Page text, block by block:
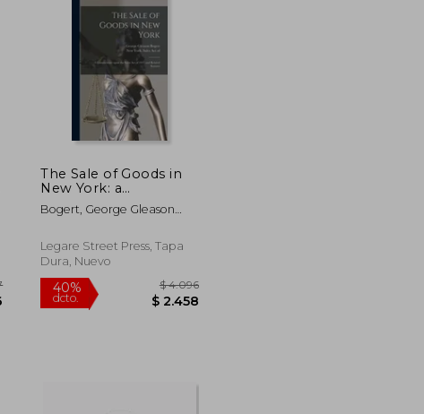
$ 9.158
$ 5.953 dcto.
The Sale of Goods in
New York: a
Commentary Upon
the Sales Act of 1911
(en Inglés)
Bogert, George Gleason
Sales Act Of 1911
Legare Street Press, Tapa
Dura, Nuevo